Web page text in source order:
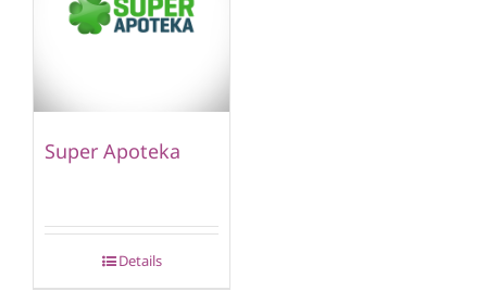
Super Apoteka
Details